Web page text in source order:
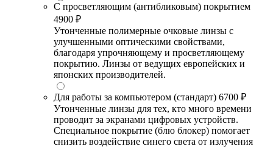
С просветляющим (антибликовым) покрытием
4900 ₽
Утонченные полимерные очковые линзы с
улучшенными оптическими свойствами,
благодаря упрочняющему и просветляющему
покрытию. Линзы от ведущих европейских и
японских производителей.
Для работы за компьютером (стандарт) 6700 ₽
Утонченные линзы для тех, кто много времени
проводит за экранами цифровых устройств.
Специальное покрытие (блю блокер) помогает
снизить воздействие синего света от излучения